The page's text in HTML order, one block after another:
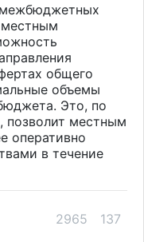
местным
общего
объемы
Это, по
позволит местным
оперативно
в течение
2965 137